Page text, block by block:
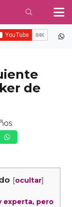
de
[ocultar]
experta, pero